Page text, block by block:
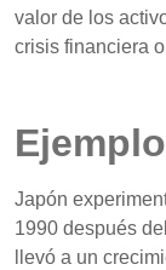
valor de los
crisis financiera
Japón
1990 después
llevó a un